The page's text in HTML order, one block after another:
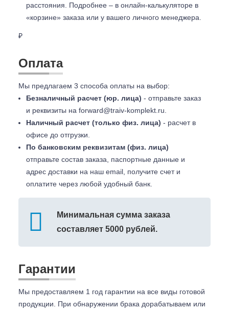
расстояния. Подробнее – в онлайн-калькуляторе в
«корзине» заказа или у вашего личного менеджера.
₽
Оплата
Мы предлагаем 3 способа оплаты на выбор:
Безналичный расчет (юр. лица) - отправьте заказ
и реквизиты на forward@traiv-komplekt.ru
Наличный расчет (только физ. лица) - расчет в
офисе до отгрузки.
По банковским реквизитам (физ. лица)
отправьте состав заказа, паспортные данные и
адрес доставки на наш email, получите счет и
оплатите через любой удобный банк.
Минимальная сумма заказа
составляет 5000 рублей.
Гарантии
Мы предоставляем 1 год гарантии на все виды готовой
продукции. При обнаружении брака дорабатываем или